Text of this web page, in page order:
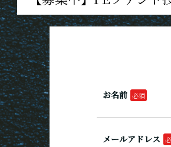
お名前
メールアドレス